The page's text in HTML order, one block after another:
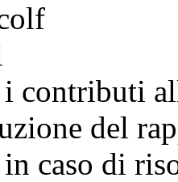
contributi
del
caso di